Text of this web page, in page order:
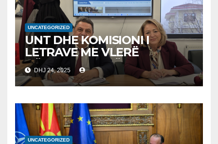
UNCATEGORIZED
UNT DHE KOMISIONI I
LETRAVE ME VLERË
NËNSHKRUAJNË
MEMORANDUM
BASHKËPUNIMI PËR
AVANCIMIN E EDUKIMIT
FINANCIAR
DHJ 24, 2025
UNCATEGORIZED